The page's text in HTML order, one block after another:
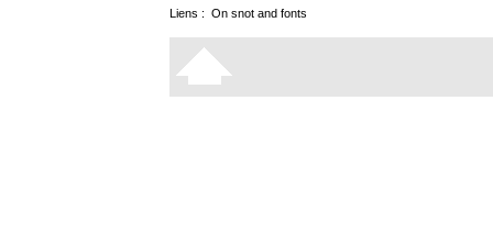
Liens : On snot and fonts